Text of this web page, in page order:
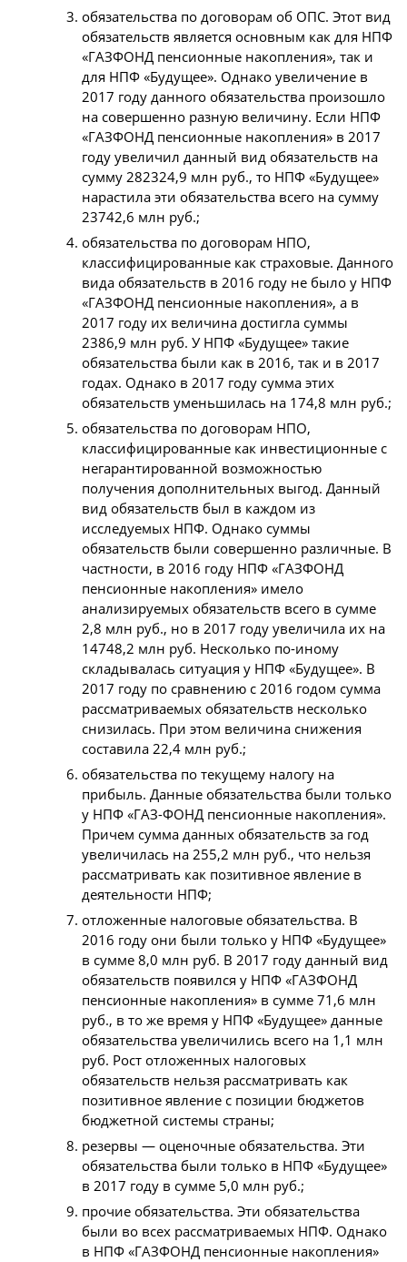
обязательства по договорам об ОПС. Этот вид
обязательств является основным как для НПФ
«ГАЗФОНД пенсионные накопления», так и
для НПФ «Будущее». Однако увеличение в
2017 году данного обязательства произошло
на совершенно разную величину. Если НПФ
«ГАЗФОНД пенсионные накопления» в 2017
году увеличил данный вид обязательств на
сумму 282324,9 млн руб., то НПФ «Будущее»
нарастила эти обязательства всего на сумму
23742,6 млн руб.;
обязательства по договорам НПО,
классифицированные как страховые. Данного
вида обязательств в 2016 году не было у НПФ
«ГАЗФОНД пенсионные накопления», а в
2017 году их величина достигла суммы
2386,9 млн руб. У НПФ «Будущее» такие
обязательства были как в 2016, так и в 2017
годах. Однако в 2017 году сумма этих
обязательств уменьшилась на 174,8 млн руб.;
обязательства по договорам НПО,
классифицированные как инвестиционные с
негарантированной возможностью
получения дополнительных выгод. Данный
вид обязательств был в каждом из
исследуемых НПФ. Однако суммы
обязательств были совершенно различные. В
частности, в 2016 году НПФ «ГАЗФОНД
пенсионные накопления» имело
анализируемых обязательств всего в сумме
2,8 млн руб., но в 2017 году увеличила их на
14748,2 млн руб. Несколько по-иному
складывалась ситуация у НПФ «Будущее». В
2017 году по сравнению с 2016 годом сумма
рассматриваемых обязательств несколько
снизилась. При этом величина снижения
составила 22,4 млн руб.;
обязательства по текущему налогу на
прибыль. Данные обязательства были только
у НПФ «ГАЗ-ФОНД пенсионные накопления».
Причем сумма данных обязательств за год
увеличилась на 255,2 млн руб., что нельзя
рассматривать как позитивное явление в
деятельности НПФ;
отложенные налоговые обязательства. В
2016 году они были только у НПФ «Будущее»
в сумме 8,0 млн руб. В 2017 году данный вид
обязательств появился у НПФ «ГАЗФОНД
пенсионные накопления» в сумме 71,6 млн
руб., в то же время у НПФ «Будущее» данные
обязательства увеличились всего на 1,1 млн
руб. Рост отложенных налоговых
обязательств нельзя рассматривать как
позитивное явление с позиции бюджетов
бюджетной системы страны;
резервы — оценочные обязательства. Эти
обязательства были только в НПФ «Будущее»
в 2017 году в сумме 5,0 млн руб.;
прочие обязательства. Эти обязательства
были во всех рассматриваемых НПФ. Однако
в НПФ «ГАЗФОНД пенсионные накопления»